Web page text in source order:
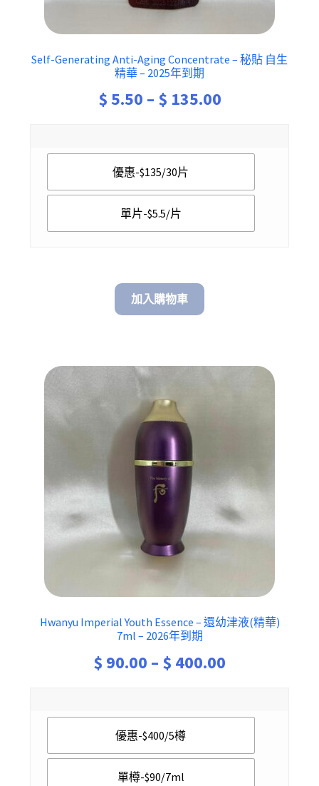
Self-Generating Anti-Aging Concentrate – 秘貼 自生
精華 – 2025年到期
$5.50 – $ 135.00Price
$ 5.50
優惠-$135/30片
單片-$5.5/片
加入購物車
Hwanyu Imperial Youth Essence – 還幼津液(精華)
7ml – 2026年到期
$ 90.00 – $ 400.00
$ 90.00
優惠-$400/5樽
單樽-$90/7ml